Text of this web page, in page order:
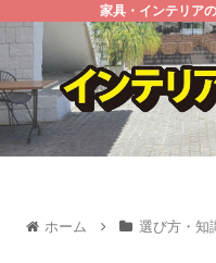
家具・インテリア
ホーム 選び方・知